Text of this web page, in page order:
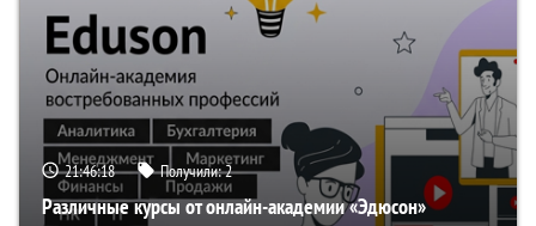
21:46:17 Получили:2
Различные курсы от онлайн-академии «Эдюсон»